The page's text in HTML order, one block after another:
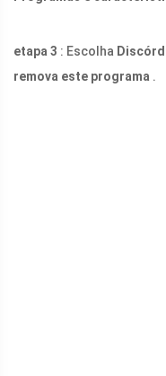
etapa 3 : Escolha
remova este programa .